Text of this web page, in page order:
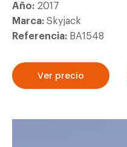
Año: 2017
Marca: Skyjack
Referencia: BA1548
Ver precio